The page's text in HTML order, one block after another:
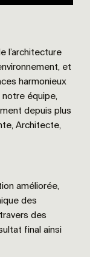
l’architecture
et
harmonieux
équipe,
depuis plus
Architecte,
améliorée,
des
des
final ainsi